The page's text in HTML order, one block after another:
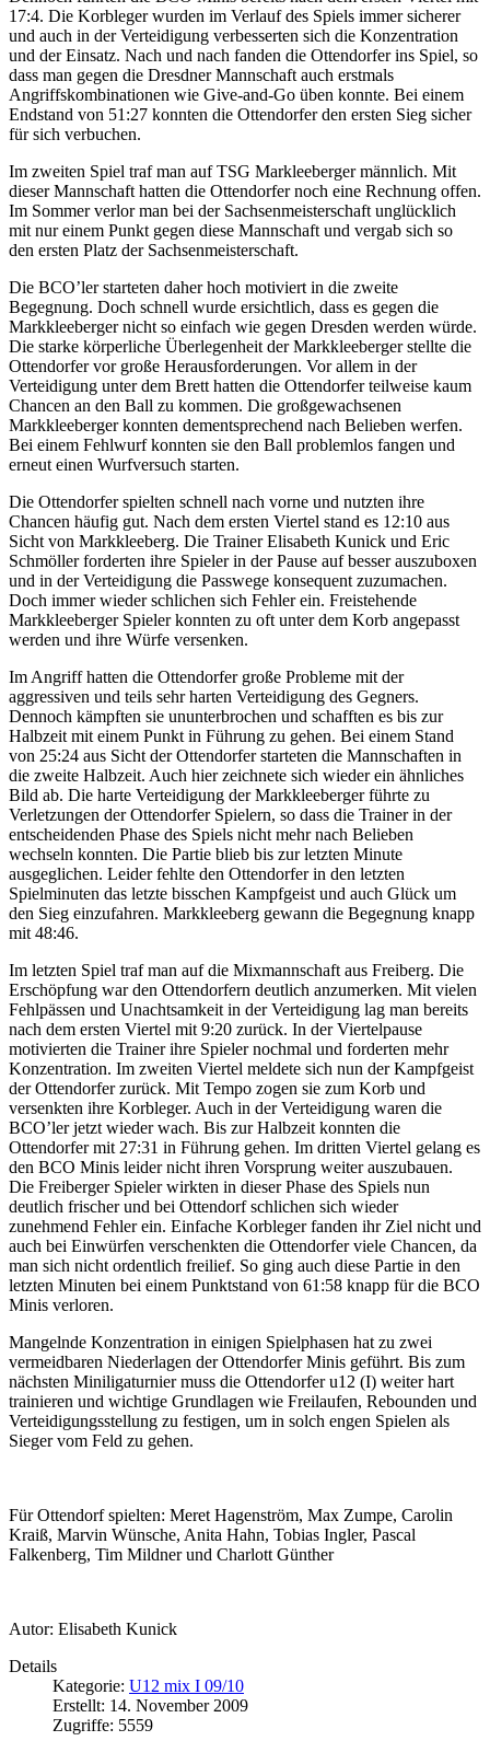
17:4. Die Korbleger wurden im Verlauf des Spiels immer sicherer
und auch in der Verteidigung verbesserten sich die Konzentration
und der Einsatz. Nach und nach fanden die Ottendorfer ins Spiel, so
dass man gegen die Dresdner Mannschaft auch erstmals
Angriffskombinationen wie Give-and-Go üben konnte. Bei einem
Endstand von 51:27 konnten die Ottendorfer den ersten Sieg sicher
für sich verbuchen.
Im zweiten Spiel traf man auf TSG Markleeberger männlich. Mit
dieser Mannschaft hatten die Ottendorfer noch eine Rechnung offen.
Im Sommer verlor man bei der Sachsenmeisterschaft unglücklich
mit nur einem Punkt gegen diese Mannschaft und vergab sich so
den ersten Platz der Sachsenmeisterschaft.
Die BCO’ler starteten daher hoch motiviert in die zweite
Begegnung. Doch schnell wurde ersichtlich, dass es gegen die
Markkleeberger nicht so einfach wie gegen Dresden werden würde.
Die starke körperliche Überlegenheit der Markkleeberger stellte die
Ottendorfer vor große Herausforderungen. Vor allem in der
Verteidigung unter dem Brett hatten die Ottendorfer teilweise kaum
Chancen an den Ball zu kommen. Die großgewachsenen
Markkleeberger konnten dementsprechend nach Belieben werfen.
Bei einem Fehlwurf konnten sie den Ball problemlos fangen und
erneut einen Wurfversuch starten.
Die Ottendorfer spielten schnell nach vorne und nutzten ihre
Chancen häufig gut. Nach dem ersten Viertel stand es 12:10 aus
Sicht von Markkleeberg. Die Trainer Elisabeth Kunick und Eric
Schmöller forderten ihre Spieler in der Pause auf besser auszuboxen
und in der Verteidigung die Passwege konsequent zuzumachen.
Doch immer wieder schlichen sich Fehler ein. Freistehende
Markkleeberger Spieler konnten zu oft unter dem Korb angepasst
werden und ihre Würfe versenken.
Im Angriff hatten die Ottendorfer große Probleme mit der
aggressiven und teils sehr harten Verteidigung des Gegners.
Dennoch kämpften sie ununterbrochen und schafften es bis zur
Halbzeit mit einem Punkt in Führung zu gehen. Bei einem Stand
von 25:24 aus Sicht der Ottendorfer starteten die Mannschaften in
die zweite Halbzeit. Auch hier zeichnete sich wieder ein ähnliches
Bild ab. Die harte Verteidigung der Markkleeberger führte zu
Verletzungen der Ottendorfer Spielern, so dass die Trainer in der
entscheidenden Phase des Spiels nicht mehr nach Belieben
wechseln konnten. Die Partie blieb bis zur letzten Minute
ausgeglichen. Leider fehlte den Ottendorfer in den letzten
Spielminuten das letzte bisschen Kampfgeist und auch Glück um
den Sieg einzufahren. Markkleeberg gewann die Begegnung knapp
mit 48:46.
Im letzten Spiel traf man auf die Mixmannschaft aus Freiberg. Die
Erschöpfung war den Ottendorfern deutlich anzumerken. Mit vielen
Fehlpässen und Unachtsamkeit in der Verteidigung lag man bereits
nach dem ersten Viertel mit 9:20 zurück. In der Viertelpause
motivierten die Trainer ihre Spieler nochmal und forderten mehr
Konzentration. Im zweiten Viertel meldete sich nun der Kampfgeist
der Ottendorfer zurück. Mit Tempo zogen sie zum Korb und
versenkten ihre Korbleger. Auch in der Verteidigung waren die
BCO’ler jetzt wieder wach. Bis zur Halbzeit konnten die
Ottendorfer mit 27:31 in Führung gehen. Im dritten Viertel gelang es
den BCO Minis leider nicht ihren Vorsprung weiter auszubauen.
Die Freiberger Spieler wirkten in dieser Phase des Spiels nun
deutlich frischer und bei Ottendorf schlichen sich wieder
zunehmend Fehler ein. Einfache Korbleger fanden ihr Ziel nicht und
auch bei Einwürfen verschenkten die Ottendorfer viele Chancen, da
man sich nicht ordentlich freilief. So ging auch diese Partie in den
letzten Minuten bei einem Punktstand von 61:58 knapp für die BCO
Minis verloren.
Mangelnde Konzentration in einigen Spielphasen hat zu zwei
vermeidbaren Niederlagen der Ottendorfer Minis geführt. Bis zum
nächsten Miniligaturnier muss die Ottendorfer u12 (I) weiter hart
trainieren und wichtige Grundlagen wie Freilaufen, Rebounden und
Verteidigungsstellung zu festigen, um in solch engen Spielen als
Sieger vom Feld zu gehen.
Für Ottendorf spielten: Meret Hagenström, Max Zumpe, Carolin
Kraiß, Marvin Wünsche, Anita Hahn, Tobias Ingler, Pascal
Falkenberg, Tim Mildner und Charlott Günther
Autor: Elisabeth Kunick
Details
Kategorie: U12 mix I 09/10
Erstellt: 14. November 2009
Zugriffe: 5559